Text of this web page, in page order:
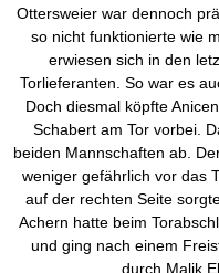
Ottersweier war dennoch
so nicht funktionierte wie
erwiesen sich in den
Torlieferanten. So war es
Doch diesmal köpfte
Schabert am Tor vorbei.
beiden Mannschaften ab.
weniger gefährlich vor das
auf der rechten Seite
Achern hatte beim
und ging nach einem
durch Malik